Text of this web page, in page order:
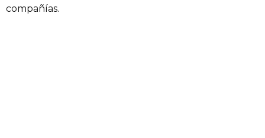
compañías.